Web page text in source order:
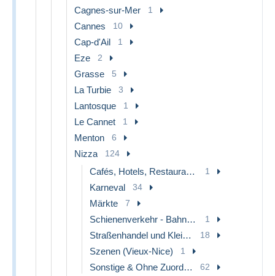
Cagnes-sur-Mer 1
Cannes 10
Cap-d'Ail 1
Eze 2
Grasse 5
La Turbie 3
Lantosque 1
Le Cannet 1
Menton 6
Nizza 124
Cafés, Hotels, Restaurants 1
Karneval 34
Märkte 7
Schienenverkehr - Bahnhof 1
Straßenhandel und Kleingewerbe 18
Szenen (Vieux-Nice) 1
Sonstige & Ohne Zuordnung 62